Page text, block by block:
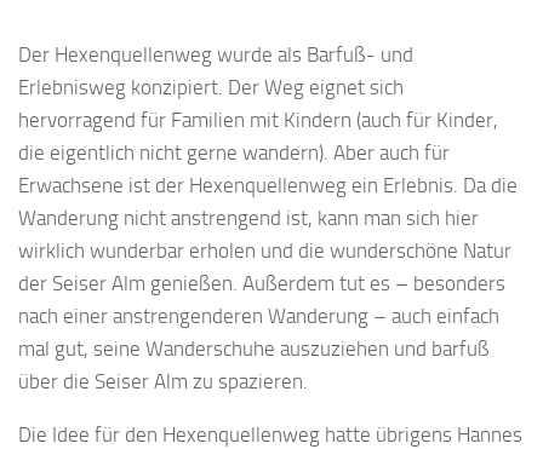
Der Hexenquellenweg wurde als Barfuß- und
Erlebnisweg konzipiert. Der Weg eignet sich
hervorragend für Familien mit Kindern (auch für Kinder,
die eigentlich nicht gerne wandern). Aber auch für
Erwachsene ist der Hexenquellenweg ein Erlebnis. Da die
Wanderung nicht anstrengend ist, kann man sich hier
wirklich wunderbar erholen und die wunderschöne Natur
der Seiser Alm genießen. Außerdem tut es – besonders
nach einer anstrengenderen Wanderung – auch einfach
mal gut, seine Wanderschuhe auszuziehen und barfuß
über die Seiser Alm zu spazieren.
Die Idee für den Hexenquellenweg hatte übrigens Hannes